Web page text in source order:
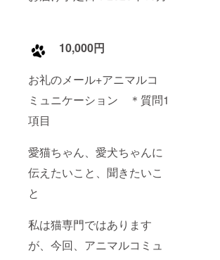
10,000円
お礼のメール+アニマルコ
ミュニケーション ＊質問1
項目
愛猫ちゃん、愛犬ちゃんに
伝えたいこと、聞きたいこ
と
私は猫専門ではあります
が、今回、アニマルコミュ